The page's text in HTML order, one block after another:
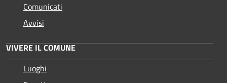
Comunicati
Avvisi
VIVERE IL COMUNE
Luoghi